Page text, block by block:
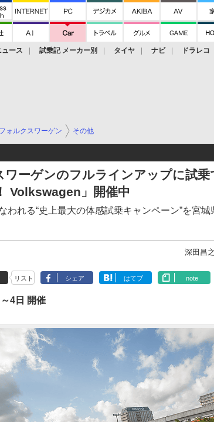
ュース 試乗記 メーカー別 タイヤ ナビ ドラレコ
フォルクスワーゲン その他
ワーゲンのフルラインアップに試乗
Volkswagen」開催中
われる“史上最大の体感試乗キャンペーン”を宮城
深田昌之
リスト シェア はてブ note
4日 開催